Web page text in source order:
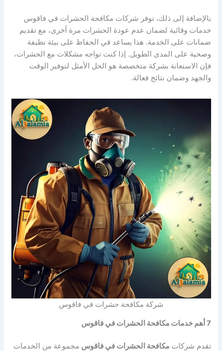
بالإضافة إلى ذلك، توفر شركات مكافحة الحشرات في فاقوس
خدمات وقائية لضمان عدم عودة الحشرات مرة أخرى، مع تقديم
ضمانات على الخدمة. هذا يساعد في الحفاظ على بيئة نظيفة
وصحية على المدى الطويل. إذا كنت تواجه مشكلات مع الحشرات،
فإن الاستعانة بشركة متخصصة هو الحل الأمثل لتوفير الوقت
والجهد وضمان نتائج فعالة.
شركة مكافحة حشرات في فاقوس
7 أهم خدمات مكافحة الحشرات في فاقوس
تقدم شركاتمكافحة الحشرات في فاقوس مجموعة من الخدمات